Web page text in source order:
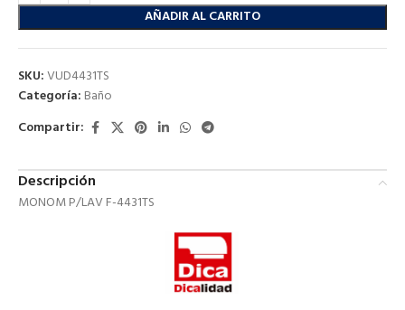
AÑADIR AL CARRITO
SKU:VUD4431TS
Categoría: Baño
Compartir:
Descripción
MONOM P/LAV F-4431TS